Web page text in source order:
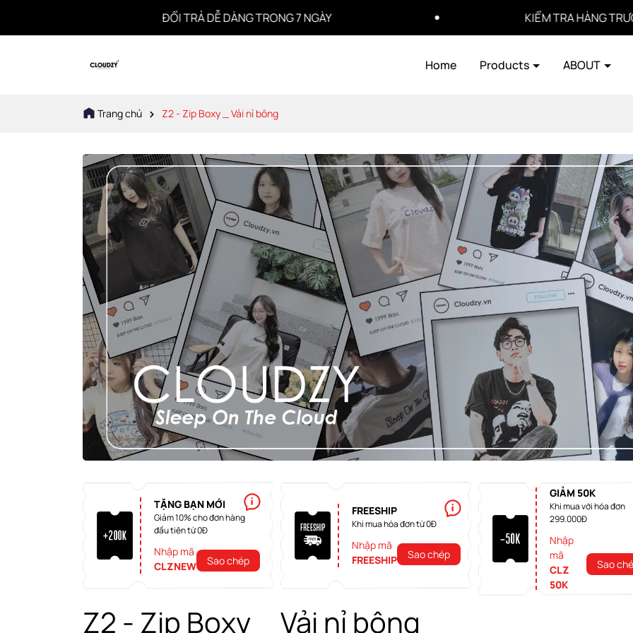
ĐỔI TRẢ DỄ DÀNG TRONG 7 NGÀY KIỂM TRA HÀNG TRƯỚC KHI
Home Products ABOUT
Trang chủ Z2 - Zip Boxy _ Vải nỉ bông
TẶNG BẠN MỚI
Giảm 10% cho đơn hàng
đầu tiên từ 0Đ
Nhập mã
CLZNEW
Sao chép
FREESHIP
Khi mua hóa đơn từ 0Đ
Nhập mã
FREESHIP
Sao chép
GIẢM 50K
Khi mua với hóa đơn
299.000Đ
Nhập
mã
CLZ
50K
Sao
Z2 - Zip Boxy _ Vải nỉ bông